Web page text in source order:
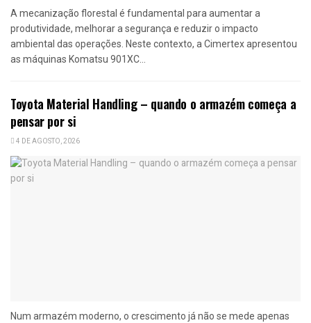
A mecanização florestal é fundamental para aumentar a
produtividade, melhorar a segurança e reduzir o impacto
ambiental das operações. Neste contexto, a Cimertex apresentou
as máquinas Komatsu 901XC...
Toyota Material Handling – quando o armazém começa a
pensar por si
4 DE AGOSTO, 2026
Num armazém moderno, o crescimento já não se mede apenas